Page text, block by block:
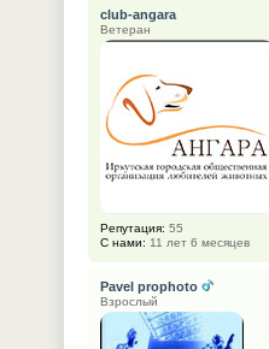
club-angara
Ветеран
Репутация: 55
С нами: 11 лет 6 месяцев
Pavel prophoto
Взрослый